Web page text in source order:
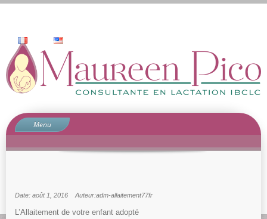
Menu
Accueil
Pourquoi consulter?
Date: août 1, 2016 Auteur:adm-allaitement77fr
L’Allaitement de votre enfant adopté